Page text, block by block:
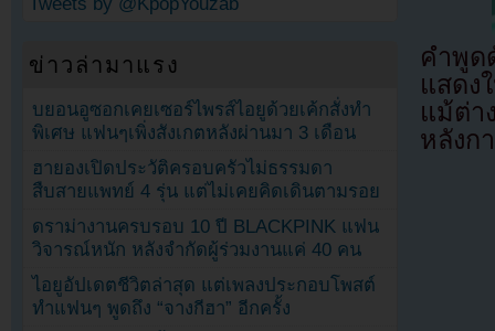
คำพูด
แสดง
แม้ต่า
หลังก
ข่าวล่ามาแรง
บยอนอูซอกเคยเซอร์ไพรส์ไอยูด้วยเค้กสั่งทำ
พิเศษ แฟนๆเพิ่งสังเกตหลังผ่านมา 3 เดือน
ฮายองเปิดประวัติครอบครัวไม่ธรรมดา
สืบสายแพทย์ 4 รุ่น แต่ไม่เคยคิดเดินตามรอย
ดราม่างานครบรอบ 10 ปี BLACKPINK แฟน
วิจารณ์หนัก หลังจำกัดผู้ร่วมงานแค่ 40 คน
ไอยูอัปเดตชีวิตล่าสุด แต่เพลงประกอบโพสต์
ทำแฟนๆ พูดถึง “จางกีฮา” อีกครั้ง